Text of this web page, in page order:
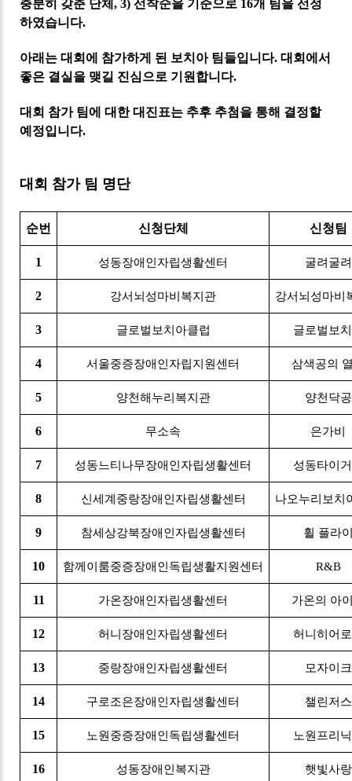
충분히 갖춘 단체, 3) 선착순을 기준으로 16개 팀을 선정
하였습니다.
아래는 대회에 참가하게 된 보치아 팀들입니다. 대회에서
좋은 결실을 맺길 진심으로 기원합니다.
대회 참가 팀에 대한 대진표는 추후 추첨을 통해 결정할
예정입니다.
대회 참가 팀 명단
순번 신청단체 신청팀
1 성동장애인자립생활센터 굴려굴려
2 강서뇌성마비복지관 강서뇌성마비
3 글로벌보치아클럽 글로벌보
4 서울중증장애인자립지원센터 삼색공의
5 양천해누리복지관 양천닥공
6 무소속 은가비
7 성동느티나무장애인자립생활센터 성동타이
8 신세계중랑장애인자립생활센터 나오누리보치
9 참세상강북장애인자립생활센터 휠 플라
10 함께이룸중증장애인독립생활지원센터 R&B
11 가온장애인자립생활센터 가온의 아
12 허니장애인자립생활센터 허니히어
13 중랑장애인자립생활센터 모자이크
14 구로조은장애인자립생활센터 챌린저스
15 노원중증장애인독립생활센터 노원프리
16 성동장애인복지관 햇빛사랑